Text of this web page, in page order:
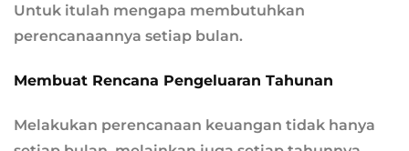
Untuk itulah mengapa membutuhkan
perencanaannya setiap bulan.
Membuat Rencana Pengeluaran Tahunan
Melakukan perencanaan keuangan tidak hanya